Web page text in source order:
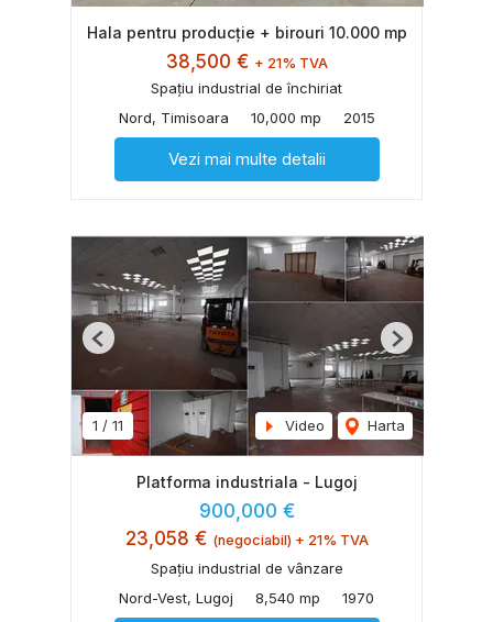
Hala pentru producție + birouri 10.000 mp
38,500 € + 21% TVA
Spațiu industrial de închiriat
Nord, Timisoara
10,000 mp 2015
Vezi mai multe detalii
1 / 11 Video Harta
Previous Next
Platforma industriala - Lugoj
900,000 €
23,058 € (negociabil) + 21% TVA
Spațiu industrial de vânzare
Nord-Vest, Lugoj
8,540 mp 1970